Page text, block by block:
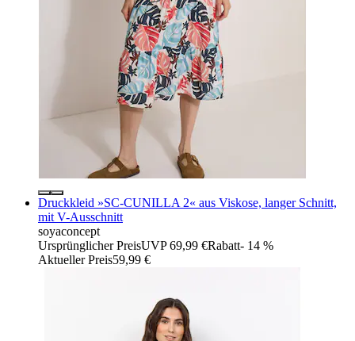
Druckkleid »SC-CUNILLA 2« aus Viskose, langer Schnitt,
mit V-Ausschnitt
soyaconcept
Ursprünglicher PreisUVP 69,99 €Rabatt- 14 %
Aktueller Preis59,99 €